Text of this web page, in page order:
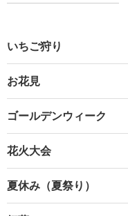
いちご狩り
お花見
ゴールデンウィーク
花火大会
夏休み（夏祭り）